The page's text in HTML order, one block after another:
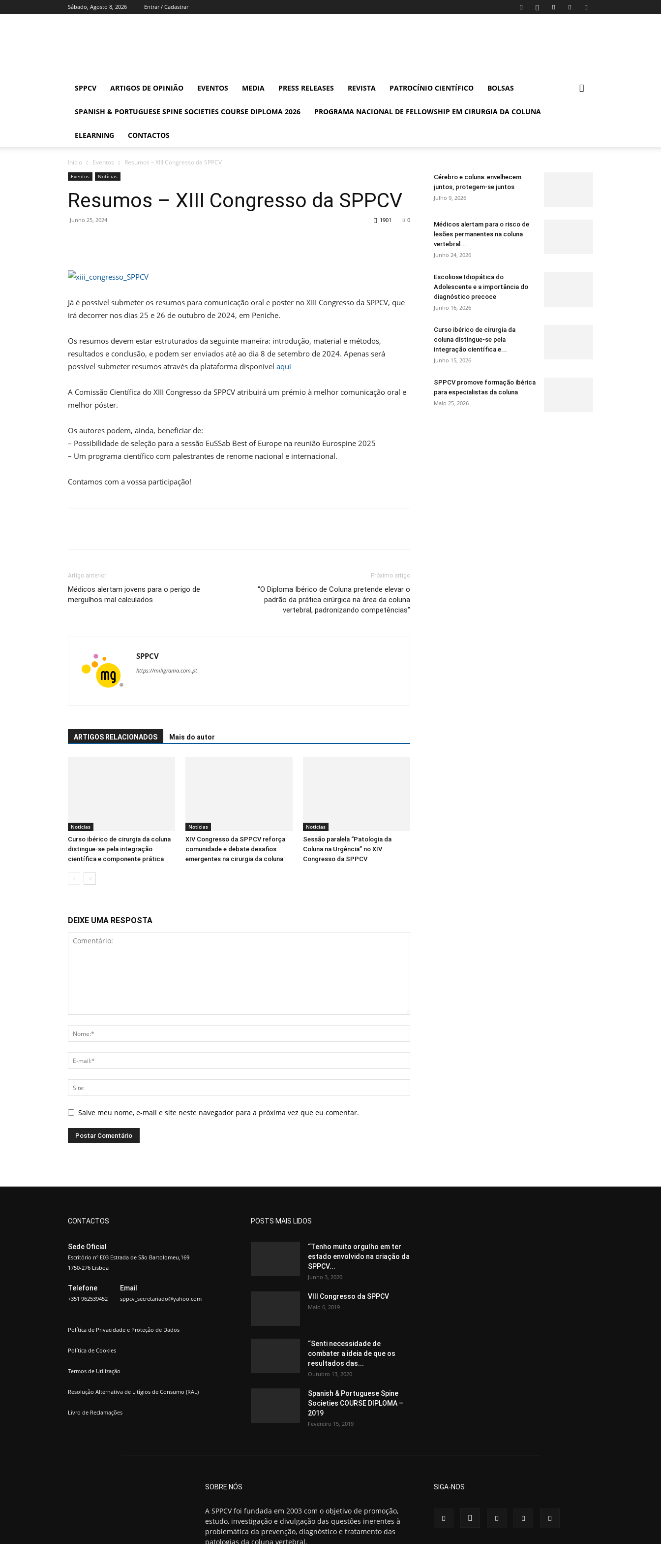
Sábado, Agosto 8, 2026 Entrar / Cadastrar
SPPCV ARTIGOS DE OPINIÃO EVENTOS MEDIA PRESS RELEASES REVISTA PATROCÍNIO CIENTÍFICO BOLSAS
SPANISH & PORTUGUESE SPINE SOCIETIES COURSE DIPLOMA 2026 PROGRAMA NACIONAL DE FELLOWSHIP EM CIRURGIA DA COLUNA
ELEARNING CONTACTOS
Início Eventos Resumos – XIII Congresso da SPPCV
Eventos Notícias
Resumos – XIII Congresso da SPPCV
Junho 25, 2024 0
1901
Já é possível submeter os resumos para comunicação oral e poster no XIII Congresso da SPPCV, que
irá decorrer nos dias 25 e 26 de outubro de 2024, em Peniche.
Os resumos devem estar estruturados da seguinte maneira: introdução, material e métodos,
resultados e conclusão, e podem ser enviados até ao dia 8 de setembro de 2024. Apenas será
possível submeter resumos através da plataforma disponível aqui
A Comissão Científica do XIII Congresso da SPPCV atribuirá um prémio à melhor comunicação oral e
melhor póster.
Os autores podem, ainda, beneficiar de:
– Possibilidade de seleção para a sessão EuSSab Best of Europe na reunião Eurospine 2025
– Um programa científico com palestrantes de renome nacional e internacional.
Contamos com a vossa participação!
Artigo anterior
Médicos alertam jovens para o perigo de
mergulhos mal calculados
Próximo artigo
“O Diploma Ibérico de Coluna pretende elevar o
padrão da prática cirúrgica na área da coluna
vertebral, padronizando competências”
SPPCV
https://miligrama.com.pt
ARTIGOS RELACIONADOS Mais do autor
Notícias
Curso ibérico de cirurgia da coluna
distingue-se pela integração
científica e componente prática
Notícias
XIV Congresso da SPPCV reforça
comunidade e debate desafios
emergentes na cirurgia da coluna
Notícias
Sessão paralela “Patologia da
Coluna na Urgência” no XIV
Congresso da SPPCV
DEIXE UMA RESPOSTA
Salve meu nome, e-mail e site neste navegador para a próxima vez que eu comentar.
Cérebro e coluna: envelhecem
juntos, protegem-se juntos
Julho 9, 2026
Médicos alertam para o risco de
lesões permanentes na coluna
vertebral...
Junho 24, 2026
Escoliose Idiopática do
Adolescente e a importância do
diagnóstico precoce
Junho 16, 2026
Curso ibérico de cirurgia da
coluna distingue-se pela
integração científica e...
Junho 15, 2026
SPPCV promove formação ibérica
para especialistas da coluna
Maio 25, 2026
CONTACTOS
Sede Oficial
Escritório nº E03 Estrada de São Bartolomeu,169
1750-276 Lisboa
Telefone
+351 962539452
Email
sppcv_secretariado@yahoo.com
Política de Privacidade e Proteção de Dados
Política de Cookies
Termos de Utilização
Resolução Alternativa de Litígios de Consumo (RAL)
Livro de Reclamações
POSTS MAIS LIDOS
“Tenho muito orgulho em ter
estado envolvido na criação da
SPPCV...
Junho 3, 2020
VIII Congresso da SPPCV
Maio 6, 2019
“Senti necessidade de
combater a ideia de que os
resultados das...
Outubro 13, 2020
Spanish & Portuguese Spine
Societies COURSE DIPLOMA –
2019
Fevereiro 15, 2019
SOBRE NÓS
A SPPCV foi fundada em 2003 com o objetivo de promoção,
estudo, investigação e divulgação das questões inerentes à
problemática da prevenção, diagnóstico e tratamento das
patologias da coluna vertebral.
SIGA-NOS